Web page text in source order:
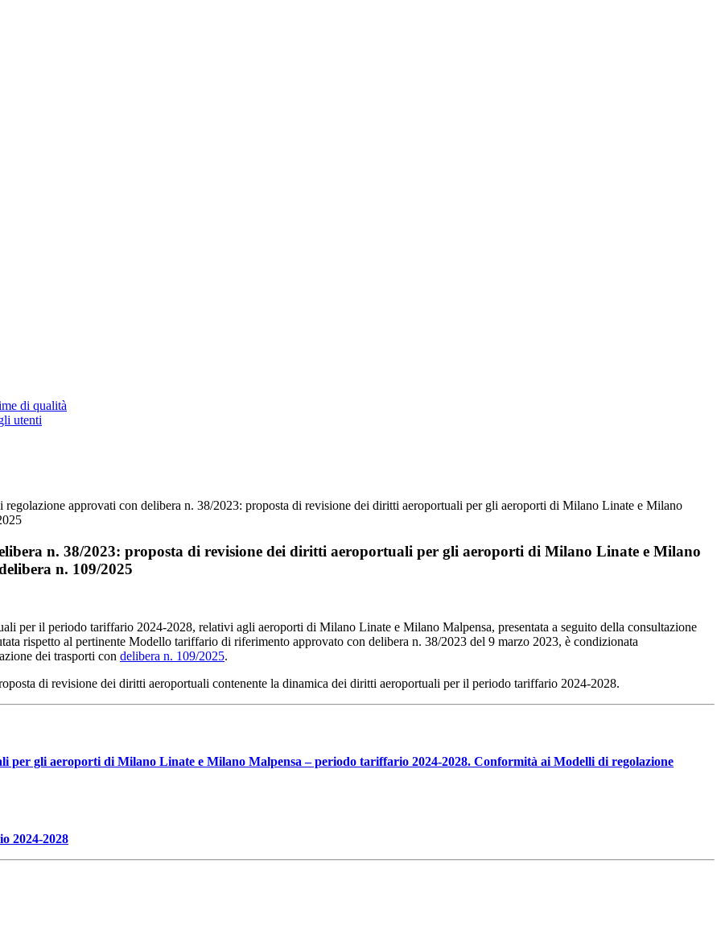
di qualità
utenti
approvati con delibera n. 38/2023: proposta di revisione dei diritti aeroportuali per gli aeroporti di Milano Linate e Milano
n. 38/2023: proposta di revisione dei diritti aeroportuali per gli aeroporti di Milano Linate e Milano
n. 109/2025
per il periodo tariffario 2024-2028, relativi agli aeroporti di Milano Linate e Milano Malpensa, presentata a seguito della consultazione
rispetto al pertinente Modello tariffario di riferimento approvato con delibera n. 38/2023 del 9 marzo 2023, è condizionata
dei trasporti con delibera n. 109/2025.
di revisione dei diritti aeroportuali contenente la dinamica dei diritti aeroportuali per il periodo tariffario 2024-2028.
per gli aeroporti di Milano Linate e Milano Malpensa – periodo tariffario 2024-2028. Conformità ai Modelli di regolazione
2024-2028